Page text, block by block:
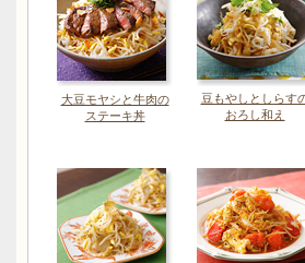
大豆モヤシと牛肉の
ステーキ丼
豆もやしとしらす
おろし和え